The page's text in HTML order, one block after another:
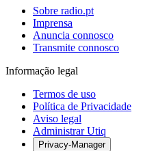
Sobre radio.pt
Imprensa
Anuncia connosco
Transmite connosco
Informação legal
Termos de uso
Política de Privacidade
Aviso legal
Administrar Utiq
Privacy-Manager